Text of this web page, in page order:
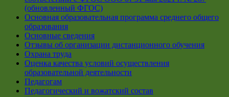
(обновленный ФГОС)
Основная образовательная программа среднего общего
образования
Основные сведения
Отзывы об организации дистанционного обучения
Охрана труда
Оценка качества условий осуществления
образовательной деятельности
Педагогам
Педагогический и вожатский состав